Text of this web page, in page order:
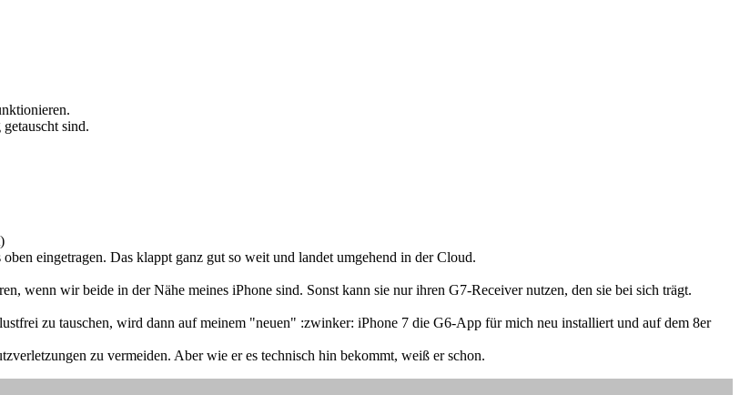
sind.
eingetragen. Das klappt ganz gut so weit und landet umgehend in der Cloud.
wenn wir beide in der Nähe meines iPhone sind. Sonst kann sie nur ihren G7-Receiver nutzen, den sie bei sich trägt.
zu tauschen, wird dann auf meinem "neuen" :zwinker: iPhone 7 die G6-App für mich neu installiert und auf dem 8er
zu vermeiden. Aber wie er es technisch hin bekommt, weiß er schon.